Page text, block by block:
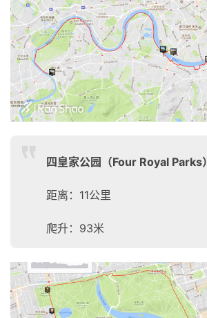
四皇家公园（Four Royal Parks）
距离：11公里
爬升：93米